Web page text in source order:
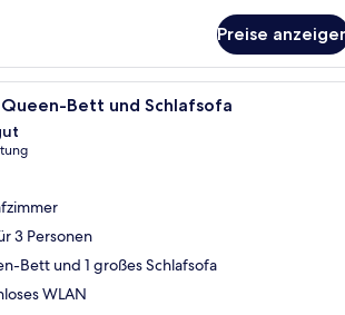
Preise
Ein kompakter Wohnbereich
Queen-Bett und Schlafsofa
3 Personen
Bett und 1 großes Schlafsofa
WLAN